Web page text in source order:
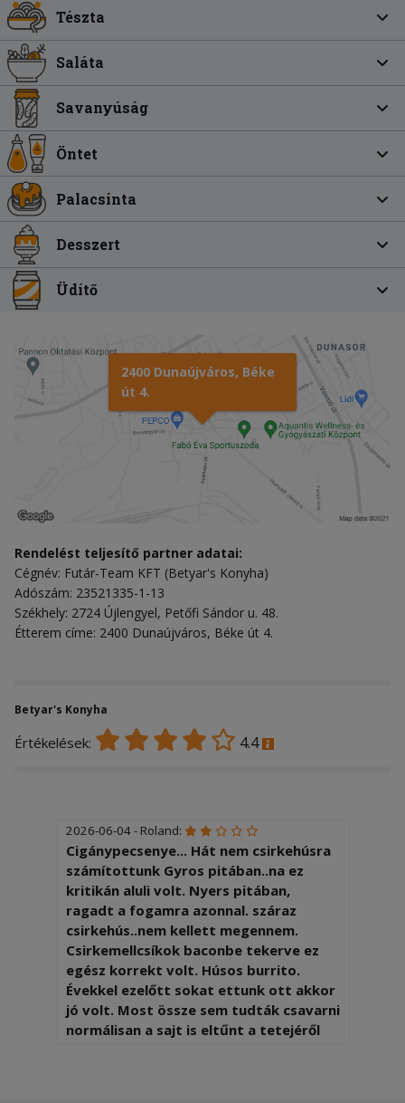
Tészta
Saláta
Savanyúság
Öntet
Palacsinta
Desszert
Üdítő
2400 Dunaújváros, Béke
út 4.
Rendelést teljesítő partner adatai:
Cégnév: Futár-Team KFT (Betyar's Konyha)
Adószám: 23521335-1-13
Székhely: 2724 Újlengyel, Petőfi Sándor u. 48.
Étterem címe: 2400 Dunaújváros, Béke út 4.
Betyar's Konyha
Értékelések: 4.4
2026-06-04 - Roland:
Cigánypecsenye... Hát nem csirkehúsra
számítottunk Gyros pitában..na ez
kritikán aluli volt. Nyers pitában,
ragadt a fogamra azonnal. száraz
csirkehús..nem kellett megennem.
Csirkemellcsíkok baconbe tekerve ez
egész korrekt volt. Húsos burrito.
Évekkel ezelőtt sokat ettunk ott akkor
jó volt. Most össze sem tudták csavarni
normálisan a sajt is eltűnt a tetejéről